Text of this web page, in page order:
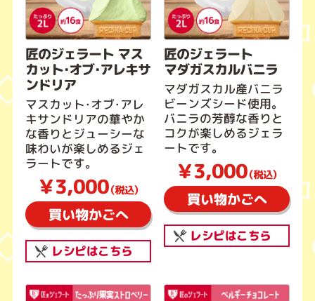
匠のジェラート マス
カット・オブ・アレキサ
ンドリア
マスカット・オブ・アレ
キサンドリアの華やか
な香りとジューシーな
味わいが楽しめるジェ
ラートです。
￥3,000（税込）
買い物かごへ
レシピはこちら
匠のジェラート
マダガスカルバニラ
マダガスカル産バニラ
ビーンズシード使用。
バニラの芳醇な香りと
コクが楽しめるジェラ
ートです。
￥3,000（税込）
買い物かごへ
レシピはこちら